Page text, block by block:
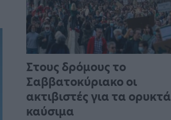
Στους δρόμους το
Σαββατοκύριακο οι
ακτιβιστές για τα ορυκτά
καύσιμα